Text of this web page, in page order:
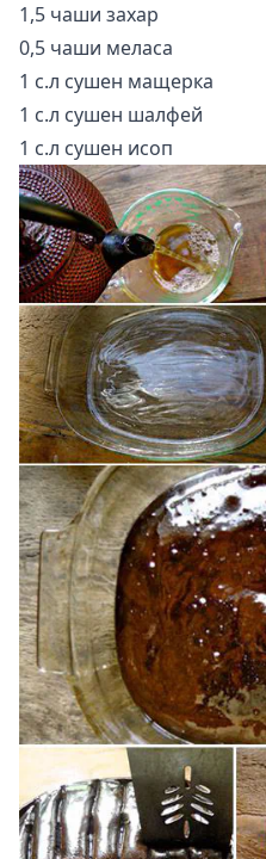
1,5 чаши захар
0,5 чаши меласа
1 с.л сушен мащерка
1 с.л сушен шалфей
1 с.л сушен исоп